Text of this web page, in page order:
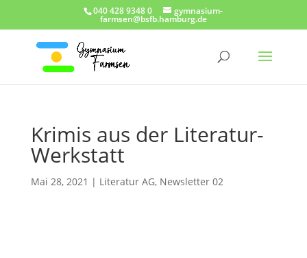
040 428 9348 0 gymnasium-
farmsen@bsfb.hamburg.de
Krimis aus der Literatur-
Werkstatt
Mai 28, 2021 | Literatur AG, Newsletter 02